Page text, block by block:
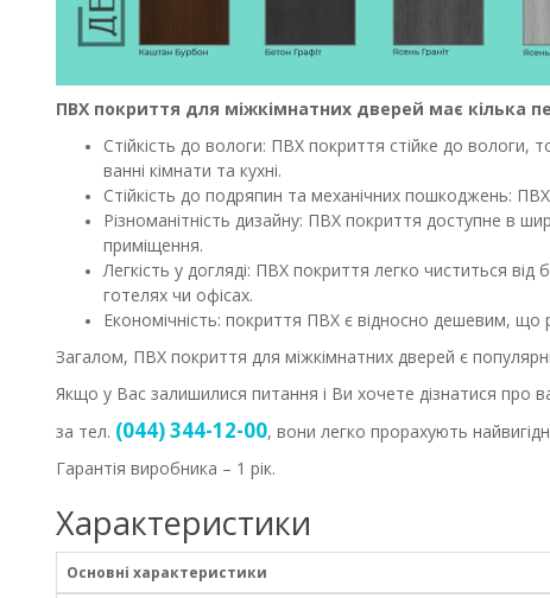
ПВХ покриття для міжкімнатних дверей має кілька
Стійкість до вологи: ПВХ покриття стійке до
ванні кімнати та кухні.
Стійкість до подряпин та механічних пошкоджень:
Різноманітність дизайну: ПВХ покриття доступне в
приміщення.
Легкість у догляді: ПВХ покриття легко чиститься
готелях чи офісах.
Економічність: покриття ПВХ є відносно дешевим,
Загалом, ПВХ покриття для міжкімнатних дверей є
Якщо у Вас залишилися питання і Ви хочете дізнатися про
за тел. (044) 344-12-00, вони легко прорахують
Гарантія виробника – 1 рік.
Характеристики
Основні характеристики